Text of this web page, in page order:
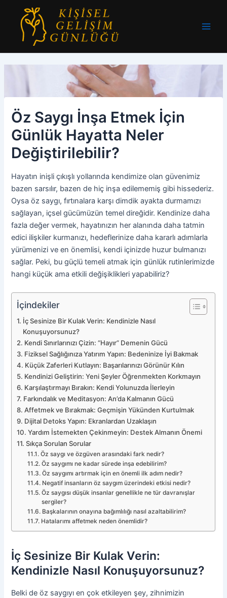
Öz Saygı İnşa Etmek İçin
Günlük Hayatta Neler
Değiştirilebilir?
Hayatın inişli çıkışlı yollarında kendimize olan güvenimiz
bazen sarsılır, bazen de hiç inşa edilememiş gibi hissederiz.
Oysa öz saygı, fırtınalara karşı dimdik ayakta durmamızı
sağlayan, içsel gücümüzün temel direğidir. Kendinize daha
fazla değer vermek, hayatınızın her alanında daha tatmin
edici ilişkiler kurmanızı, hedeflerinize daha kararlı adımlarla
yürümenizi ve en önemlisi, kendi içinizde huzur bulmanızı
sağlar. Peki, bu güçlü temeli atmak için günlük rutinlerimizde
hangi küçük ama etkili değişiklikleri yapabiliriz?
İçindekiler
İç Sesinize Bir Kulak Verin: Kendinizle Nasıl
Konuşuyorsunuz?
Kendi Sınırlarınızı Çizin: “Hayır” Demenin Gücü
Fiziksel Sağlığınıza Yatırım Yapın: Bedeninize İyi Bakmak
Küçük Zaferleri Kutlayın: Başarılarınızı Görünür Kılın
Kendinizi Geliştirin: Yeni Şeyler Öğrenmekten Korkmayın
Karşılaştırmayı Bırakın: Kendi Yolunuzda İlerleyin
Farkındalık ve Meditasyon: An’da Kalmanın Gücü
Affetmek ve Bırakmak: Geçmişin Yükünden Kurtulmak
Dijital Detoks Yapın: Ekranlardan Uzaklaşın
Yardım İstemekten Çekinmeyin: Destek Almanın Önemi
Sıkça Sorulan Sorular
Öz saygı ve özgüven arasındaki fark nedir?
Öz saygımı ne kadar sürede inşa edebilirim?
Öz saygımı artırmak için en önemli ilk adım nedir?
Negatif insanların öz saygım üzerindeki etkisi nedir?
Öz saygısı düşük insanlar genellikle ne tür davranışlar
sergiler?
Başkalarının onayına bağımlılığı nasıl azaltabilirim?
Hatalarımı affetmek neden önemlidir?
İç Sesinize Bir Kulak Verin:
Kendinizle Nasıl Konuşuyorsunuz?
Belki de öz saygıyı en çok etkileyen şey, zihnimizin